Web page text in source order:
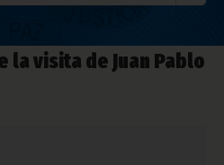
la visita de Juan Pablo